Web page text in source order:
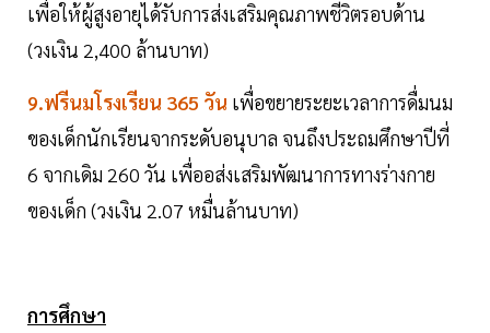
เพื่อให้ผู้สูงอายุได้รับการส่งเสริมคุณภาพชีวิตรอบด้าน
(วงเงิน 2,400 ล้านบาท)
9.ฟรีนมโรงเรียน 365 วัน เพื่อขยายระยะเวลาการดื่มนม
ของเด็กนักเรียนจากระดับอนุบาล จนถึงประถมศึกษาปีที่
6 จากเดิม 260 วัน เพื่ออส่งเสริมพัฒนาการทางร่างกาย
ของเด็ก (วงเงิน 2.07 หมื่นล้านบาท)
การศึกษา